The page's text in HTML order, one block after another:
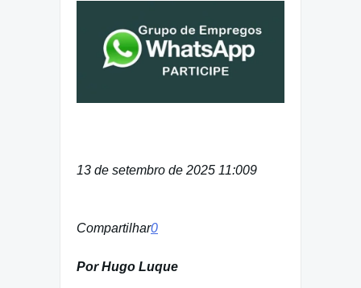
13 de setembro de 2025 11:009
Compartilhar0
Por Hugo Luque